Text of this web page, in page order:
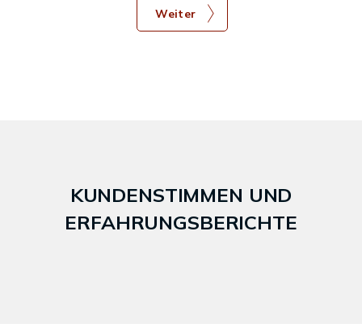
Weiter
KUNDENSTIMMEN UND
ERFAHRUNGSBERICHTE